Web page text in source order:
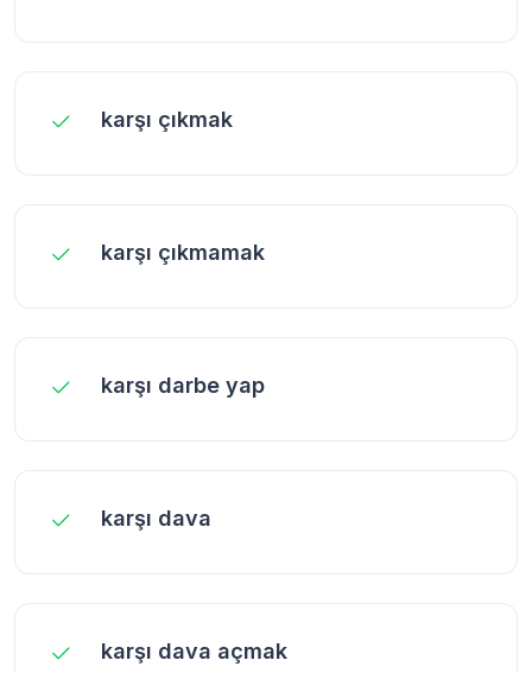
karşı çıkmak
karşı çıkmamak
karşı darbe yap
karşı dava
karşı dava açmak